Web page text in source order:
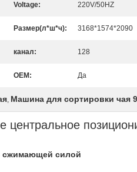
Voltage: 220V/50HZ
Размер(л*ш*ч): 3168*1574*2090
канал: 128
ОЕМ: Да
, Машина для сортировки чая
центральное
сжимающей силой